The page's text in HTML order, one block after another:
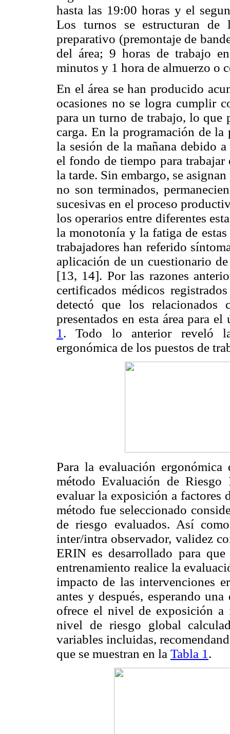
hasta las 19:00 horas y el
Los turnos se estructuran
preparativo (premontaje de
del área; 9 horas de trabajo
minutos y 1 hora de almuerzo o
En el área se han producido
ocasiones no se logra cumplir
para un turno de trabajo, lo que
carga. En la programación de
la sesión de la mañana debido
el fondo de tiempo para trabajar
la tarde. Sin embargo, se
no son terminados,
sucesivas en el proceso
los operarios entre diferentes
la monotonía y la fatiga de
trabajadores han referido
aplicación de un cuestionario
[13, 14]. Por las razones
certificados médicos
detectó que los
presentados en esta área para
1 . Todo lo anterior reveló
ergonómica de los puestos de
Para la evaluación
método Evaluación de
evaluar la exposición a factores
método fue seleccionado
de riesgo evaluados. Así
inter/intra observador, validez
ERIN es desarrollado para
entrenamiento realice la
impacto de las intervenciones
antes y después, esperando
ofrece el nivel de exposición
nivel de riesgo global
variables incluidas,
que se muestran en la Tabla 1 .